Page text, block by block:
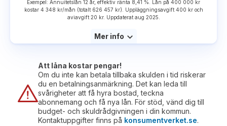
Exempel: Annuitetslån 12 år, effektiv ränta 8,41 %. Lån på 400 000 kr
kostar 4 348 kr/mån (totalt 626 457 kr). Uppläggningsavgift 400 kr och
aviavgift 20 kr. Uppdaterat aug 2025.
Mer info
Att låna kostar pengar!
Om du inte kan betala tillbaka skulden i tid riskerar
du en betalningsanmärkning. Det kan leda till
svårigheter att få hyra bostad, teckna
abonnemang och få nya lån. För stöd, vänd dig till
budget- och skuldrådgivningen i din kommun.
Kontaktuppgifter finns på konsumentverket.se.